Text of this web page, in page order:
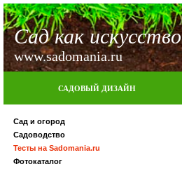
Сад как искусство
www.sadomania.ru
САДОВЫЙ ДИЗАЙН
Сад и огород
Садоводство
Тесты на Sadomania.ru
Фотокаталог